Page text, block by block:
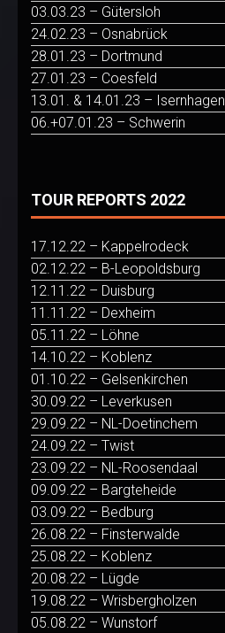
03.03.23 – Gütersloh
24.02.23 – Osnabrück
28.01.23 – Dortmund
27.01.23 – Coesfeld
13.01. & 14.01.23 – Isernhagen
06.+07.01.23 – Schwerin
TOUR REPORTS 2022
17.12.22 – Kappelrodeck
02.12.22 – B-Leopoldsburg
12.11.22 – Duisburg
11.11.22 – Dexheim
05.11.22 – Löhne
14.10.22 – Koblenz
01.10.22 – Gelsenkirchen
30.09.22 – Leverkusen
29.09.22 – NL-Doetinchem
24.09.22 – Twist
23.09.22 – NL-Roosendaal
09.09.22 – Bargteheide
03.09.22 – Bedburg
26.08.22 – Finsterwalde
25.08.22 – Koblenz
20.08.22 – Lügde
19.08.22 – Wrisbergholzen
05.08.22 – Wunstorf